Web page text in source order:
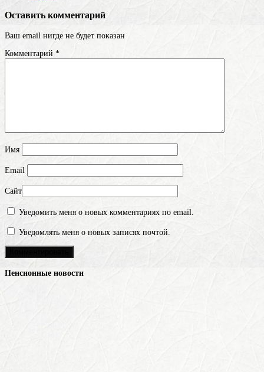
Оставить комментарий
Ваш email нигде не будет показан
Комментарий *
Имя
Email
Сайт
Уведомить меня о новых комментариях по email.
Уведомлять меня о новых записях почтой.
Пенсионные новости